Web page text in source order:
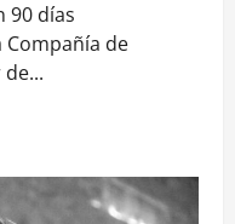
90 días
Compañía de